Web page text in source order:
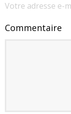
Votre adresse e-
Commentaire